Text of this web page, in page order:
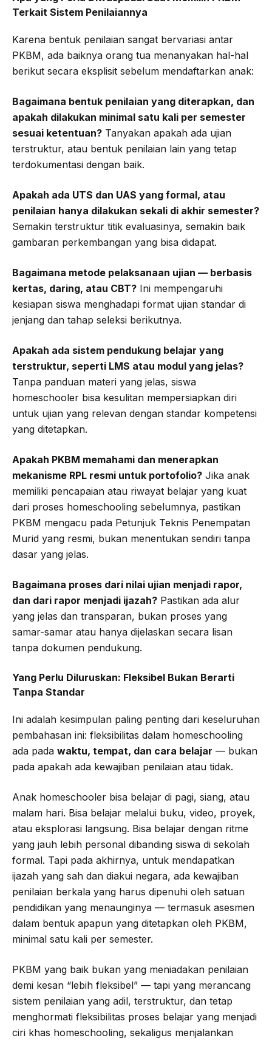
Terkait Sistem Penilaiannya
Karena bentuk penilaian sangat bervariasi antar
PKBM, ada baiknya orang tua menanyakan hal-hal
berikut secara eksplisit sebelum mendaftarkan anak:
Bagaimana bentuk penilaian yang diterapkan, dan
apakah dilakukan minimal satu kali per semester
sesuai ketentuan? Tanyakan apakah ada ujian
terstruktur, atau bentuk penilaian lain yang tetap
terdokumentasi dengan baik.
Apakah ada UTS dan UAS yang formal, atau
penilaian hanya dilakukan sekali di akhir semester?
Semakin terstruktur titik evaluasinya, semakin baik
gambaran perkembangan yang bisa didapat.
Bagaimana metode pelaksanaan ujian — berbasis
kertas, daring, atau CBT? Ini mempengaruhi
kesiapan siswa menghadapi format ujian standar di
jenjang dan tahap seleksi berikutnya.
Apakah ada sistem pendukung belajar yang
terstruktur, seperti LMS atau modul yang jelas?
Tanpa panduan materi yang jelas, siswa
homeschooler bisa kesulitan mempersiapkan diri
untuk ujian yang relevan dengan standar kompetensi
yang ditetapkan.
Apakah PKBM memahami dan menerapkan
mekanisme RPL resmi untuk portofolio? Jika anak
memiliki pencapaian atau riwayat belajar yang kuat
dari proses homeschooling sebelumnya, pastikan
PKBM mengacu pada Petunjuk Teknis Penempatan
Murid yang resmi, bukan menentukan sendiri tanpa
dasar yang jelas.
Bagaimana proses dari nilai ujian menjadi rapor,
dan dari rapor menjadi ijazah? Pastikan ada alur
yang jelas dan transparan, bukan proses yang
samar-samar atau hanya dijelaskan secara lisan
tanpa dokumen pendukung.
Yang Perlu Diluruskan: Fleksibel Bukan Berarti
Tanpa Standar
Ini adalah kesimpulan paling penting dari keseluruhan
pembahasan ini: fleksibilitas dalam homeschooling
ada pada waktu, tempat, dan cara belajar — bukan
pada apakah ada kewajiban penilaian atau tidak.
Anak homeschooler bisa belajar di pagi, siang, atau
malam hari. Bisa belajar melalui buku, video, proyek,
atau eksplorasi langsung. Bisa belajar dengan ritme
yang jauh lebih personal dibanding siswa di sekolah
formal. Tapi pada akhirnya, untuk mendapatkan
ijazah yang sah dan diakui negara, ada kewajiban
penilaian berkala yang harus dipenuhi oleh satuan
pendidikan yang menaunginya — termasuk asesmen
dalam bentuk apapun yang ditetapkan oleh PKBM,
minimal satu kali per semester.
PKBM yang baik bukan yang meniadakan penilaian
demi kesan “lebih fleksibel” — tapi yang merancang
sistem penilaian yang adil, terstruktur, dan tetap
menghormati fleksibilitas proses belajar yang menjadi
ciri khas homeschooling, sekaligus menjalankan